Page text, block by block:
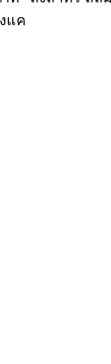
แค